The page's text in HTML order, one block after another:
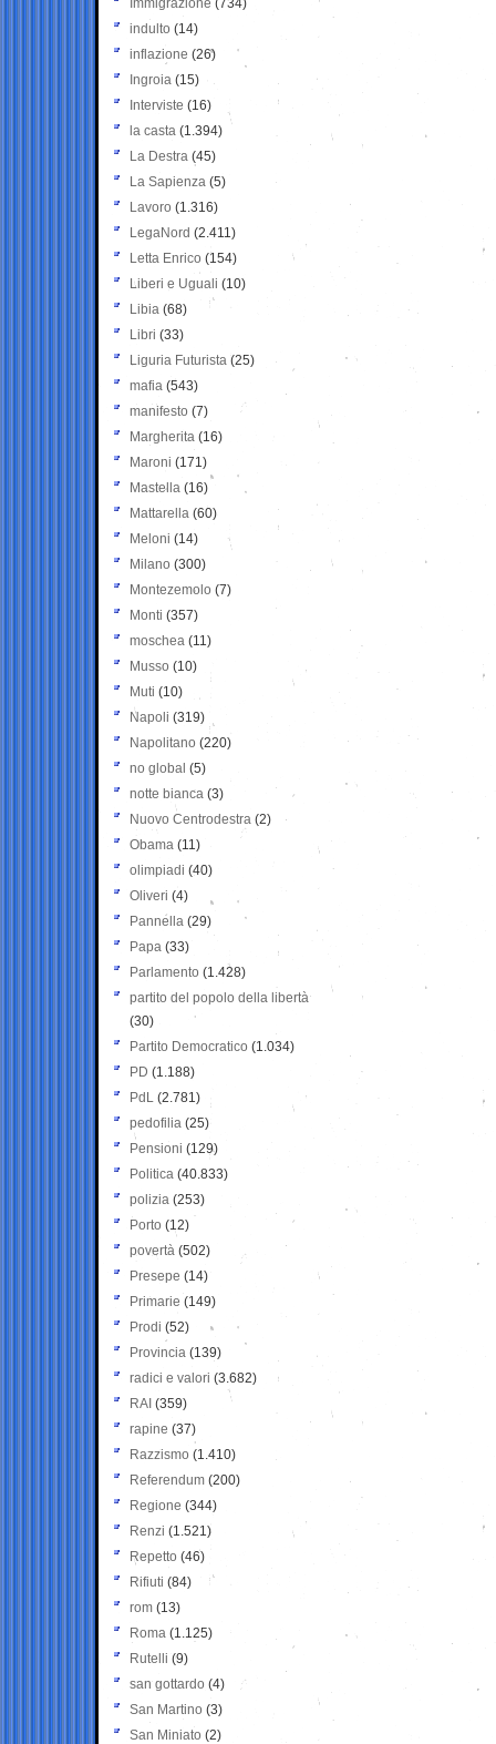
Immigrazione (734)
indulto (14)
inflazione (26)
Ingroia (15)
Interviste (16)
la casta (1.394)
La Destra (45)
La Sapienza (5)
Lavoro (1.316)
LegaNord (2.411)
Letta Enrico (154)
Liberi e Uguali (10)
Libia (68)
Libri (33)
Liguria Futurista (25)
mafia (543)
manifesto (7)
Margherita (16)
Maroni (171)
Mastella (16)
Mattarella (60)
Meloni (14)
Milano (300)
Montezemolo (7)
Monti (357)
moschea (11)
Musso (10)
Muti (10)
Napoli (319)
Napolitano (220)
no global (5)
notte bianca (3)
Nuovo Centrodestra (2)
Obama (11)
olimpiadi (40)
Oliveri (4)
Pannella (29)
Papa (33)
Parlamento (1.428)
partito del popolo della libertà
(30)
Partito Democratico (1.034)
PD (1.188)
PdL (2.781)
pedofilia (25)
Pensioni (129)
Politica (40.833)
polizia (253)
Porto (12)
povertà (502)
Presepe (14)
Primarie (149)
Prodi (52)
Provincia (139)
radici e valori (3.682)
RAI (359)
rapine (37)
Razzismo (1.410)
Referendum (200)
Regione (344)
Renzi (1.521)
Repetto (46)
Rifiuti (84)
rom (13)
Roma (1.125)
Rutelli (9)
san gottardo (4)
San Martino (3)
San Miniato (2)